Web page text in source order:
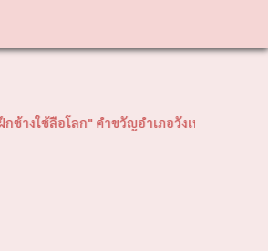
คำขวัญอำเภอวังเหนือ "พญาวังเรืองนาม